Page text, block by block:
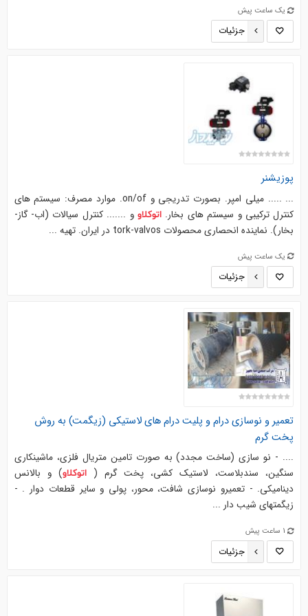
یک ساعت پیش
جزئیات
پوزیشنر
... ..... میلی امپر. بصورت تدریجی و on/of. موارد مصرف: سیستم های
کنترل ترکیبی و سیستم های بخار. اتوکلاو و ....... کنترل سیالات (اب- گاز-
بخار). نماینده انحصاری محصولات tork-valvos در ایران. تهیه ...
یک ساعت پیش
جزئیات
تعمیر و نوسازی درام و پلیت درام های لاستیکی (زیگمت) به روش
پخت گرم
.... - نو سازی (ساخت مجدد) به صورت تامین متریال فلزی، ماشینکاری
سنگین، سندبلاست، لاستیک کشی، پخت گرم (اتوکلاو) و بالانس
دینامیکی. - تعمیرو نوسازی شافت، محور، پولی و سایر قطعات دوار . -
زیگمتهای شیب دار ...
1 ساعت پیش
جزئیات